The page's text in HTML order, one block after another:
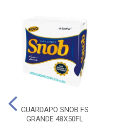
GUARDAPO SNOB FS
GRANDE 48X50FL